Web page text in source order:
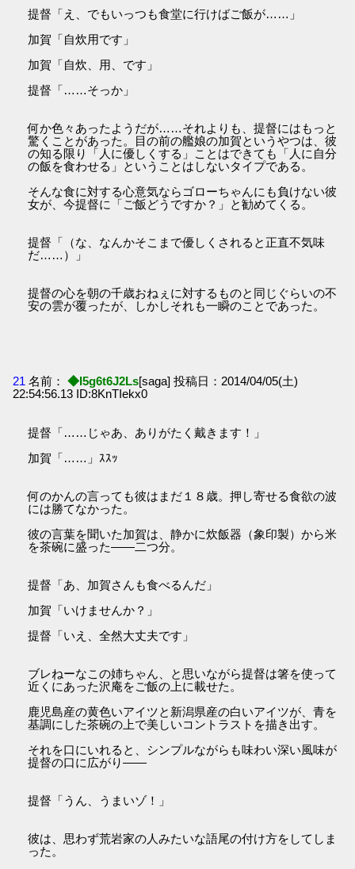
提督「え、でもいっつも食堂に行けばご飯が……」
加賀「自炊用です」
加賀「自炊、用、です」
提督「……そっか」
何か色々あったようだが……それよりも、提督にはもっと
驚くことがあった。目の前の艦娘の加賀というやつは、彼
の知る限り「人に優しくする」ことはできても「人に自分
の飯を食わせる」ということはしないタイプである。
そんな食に対する心意気ならゴローちゃんにも負けない彼
女が、今提督に「ご飯どうですか？」と勧めてくる。
提督「（な、なんかそこまで優しくされると正直不気味
だ……）」
提督の心を朝の千歳おねぇに対するものと同じぐらいの不
安の雲が覆ったが、しかしそれも一瞬のことであった。
21 名前： ◆I5g6t6J2Ls[saga] 投稿日：2014/04/05(土)
22:54:56.13 ID:8KnTIekx0
提督「……じゃあ、ありがたく戴きます！」
加賀「……」ｽｽｯ
何のかんの言っても彼はまだ１８歳。押し寄せる食欲の波
には勝てなかった。
彼の言葉を聞いた加賀は、静かに炊飯器（象印製）から米
を茶碗に盛った――二つ分。
提督「あ、加賀さんも食べるんだ」
加賀「いけませんか？」
提督「いえ、全然大丈夫です」
ブレねーなこの姉ちゃん、と思いながら提督は箸を使って
近くにあった沢庵をご飯の上に載せた。
鹿児島産の黄色いアイツと新潟県産の白いアイツが、青を
基調にした茶碗の上で美しいコントラストを描き出す。
それを口にいれると、シンプルながらも味わい深い風味が
提督の口に広がり――
提督「うん、うまいゾ！」
彼は、思わず荒岩家の人みたいな語尾の付け方をしてしま
った。